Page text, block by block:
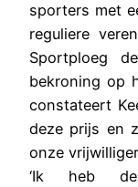
sporters met
reguliere
Sportploeg
bekroning op
constateert
deze prijs en
onze
‘Ik heb de